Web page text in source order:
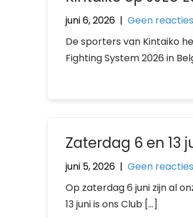
juni 6, 2026 | Geen reacties
De sporters van Kintaiko
Fighting System 2026 in
Zaterdag 6 en 13
juni 5, 2026 | Geen reacties
Op zaterdag 6 juni zijn al
13 juni is ons Club […]